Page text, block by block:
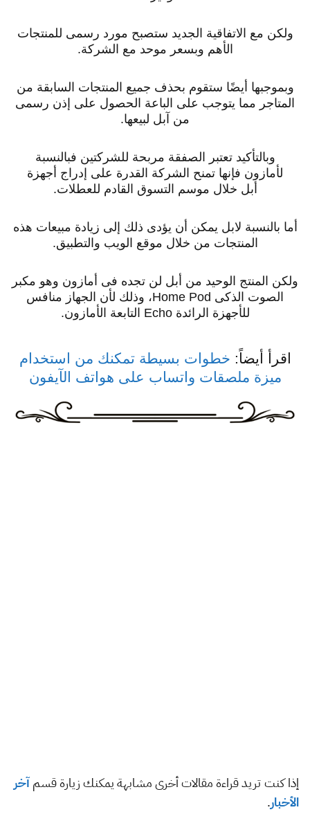
ولكن مع الاتفاقية الجديد ستصبح مورد رسمى للمنتجات
الأهم وبسعر موحد مع الشركة.
وبموجبها أيضًا ستقوم بحذف جميع المنتجات السابقة من
المتاجر مما يتوجب على الباعة الحصول على إذن رسمى
من آبل لبيعها.
وبالتأكيد تعتبر الصفقة مربحة للشركتين فبالنسبة
لأمازون فإنها تمنح الشركة القدرة على إدراج أجهزة
أبل خلال موسم التسوق القادم للعطلات.
أما بالنسبة لابل يمكن أن يؤدى ذلك إلى زيادة مبيعات هذه
المنتجات من خلال موقع الويب والتطبيق.
ولكن المنتج الوحيد من أبل لن تجده فى أمازون وهو مكبر
الصوت الذكى Home Pod، وذلك لأن الجهاز منافس
للأجهزة الرائدة Echo التابعة الأمازون.
اقرأ أيضاً: خطوات بسيطة تمكنك من استخدام
ميزة ملصقات واتساب على هواتف الآيفون
إذا كنت تريد قراءة مقالات أخرى مشابهة يمكنك زيارة قسمآخر
الأخبار.